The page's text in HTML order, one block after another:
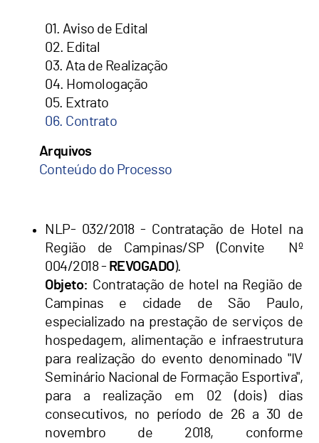
01. Aviso de Edital
02. Edital
03. Ata de Realização
04. Homologação
05. Extrato
06. Contrato
Arquivos
Conteúdo do Processo
NLP- 032/2018 - Contratação de Hotel na
Região de Campinas/SP (Convite Nº
004/2018 - REVOGADO).
Objeto: Contratação de hotel na Região de
Campinas e cidade de São Paulo,
especializado na prestação de serviços de
hospedagem, alimentação e infraestrutura
para realização do evento denominado "IV
Seminário Nacional de Formação Esportiva",
para a realização em 02 (dois) dias
consecutivos, no período de 26 a 30 de
novembro de 2018, conforme